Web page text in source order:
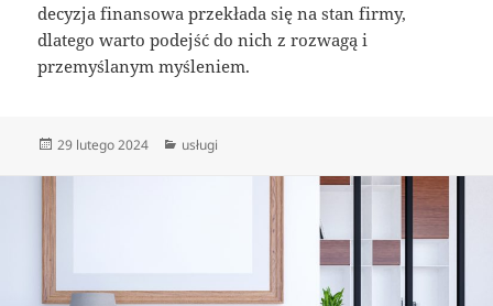
decyzja finansowa przekłada się na stan firmy,
dlatego warto podejść do nich z rozwagą i
przemyślanym myśleniem.
Data
29 lutego 2024 Kategorie
usługi